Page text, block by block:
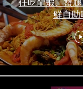
任吃龍蝦、蟹
鮮自助